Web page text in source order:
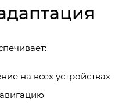
на всех устройствах